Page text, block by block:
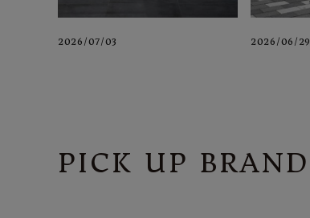
2026/07/03 2026/06/29
PICK UP BRAND